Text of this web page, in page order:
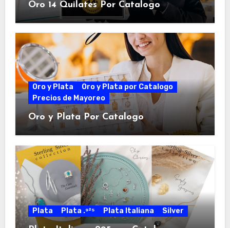
Oro 14 Quilates Por Catalogo
Oro y Plata
Oro y Plata por Catalogo
Precios de Mayoreo
Oro y Plata Por Catalogo
Plata Plata .⁹²⁵ Plata Italiana Silver